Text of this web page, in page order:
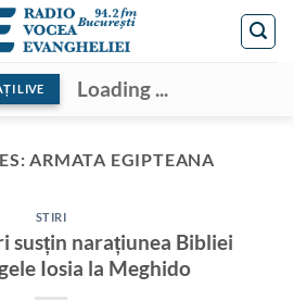
LIVE Loading ...
ARMATA EGIPTEANA
STIRI
susțin narațiunea Bibliei
Iosia la Meghido